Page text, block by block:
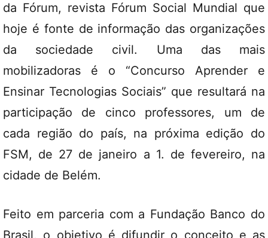
da Fórum, revista Fórum Social Mundial que
hoje é fonte de informação das organizações
da sociedade civil. Uma das mais
mobilizadoras é o “Concurso Aprender e
Ensinar Tecnologias Sociais” que resultará na
participação de cinco professores, um de
cada região do país, na próxima edição do
FSM, de 27 de janeiro a 1. de fevereiro, na
cidade de Belém.
Feito em parceria com a Fundação Banco do
Brasil, o objetivo é difundir o conceito e as